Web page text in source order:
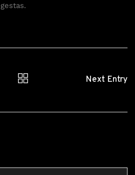
Next Entry